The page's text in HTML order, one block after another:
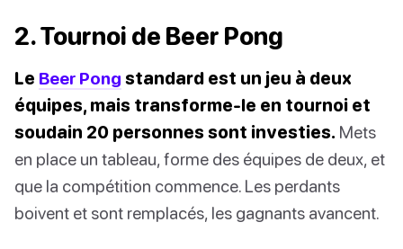
2. Tournoi de Beer Pong
Le Beer Pong standard est un jeu à deux
équipes, mais transforme-le en tournoi et
soudain 20 personnes sont investies. Mets
en place un tableau, forme des équipes de deux, et
que la compétition commence. Les perdants
boivent et sont remplacés, les gagnants avancent.